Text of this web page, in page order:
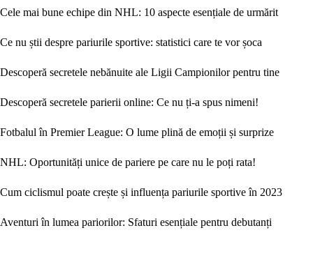
Cele mai bune echipe din NHL: 10 aspecte esențiale de urmărit
Ce nu știi despre pariurile sportive: statistici care te vor șoca
Descoperă secretele nebănuite ale Ligii Campionilor pentru tine
Descoperă secretele parierii online: Ce nu ți-a spus nimeni!
Fotbalul în Premier League: O lume plină de emoții și surprize
NHL: Oportunități unice de pariere pe care nu le poți rata!
Cum ciclismul poate crește și influența pariurile sportive în 2023
Aventuri în lumea pariorilor: Sfaturi esențiale pentru debutanți